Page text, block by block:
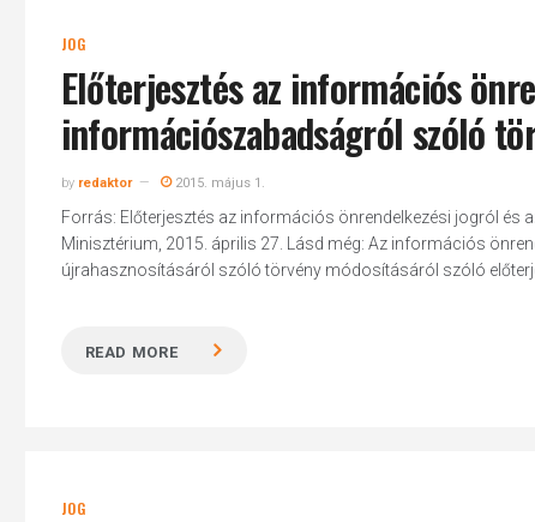
JOG
Előterjesztés az információs
információszabadságról szóló
by redaktor 2015. május 1.
Forrás: Előterjesztés az információs önrendelkezési jogról
Minisztérium, 2015. április 27. Lásd még: Az információs
újrahasznosításáról szóló törvény módosításáról szóló
READ MORE
JOG